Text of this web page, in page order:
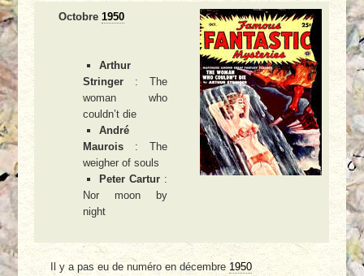
Octobre1950
Arthur
Stringer : The
woman who
couldn’t die
André
Maurois : The
weigher of souls
Peter Cartur :
Nor moon by
night
Il y a pas eu de numéro en décembre1950